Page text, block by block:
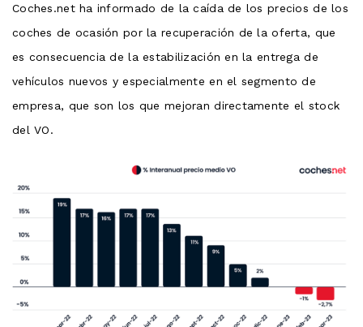
Coches.net ha informado de la caída de los precios de los
coches de ocasión por la recuperación de la oferta, que
es consecuencia de la estabilización en la entrega de
vehículos nuevos y especialmente en el segmento de
empresa, que son los que mejoran directamente el stock
del VO.